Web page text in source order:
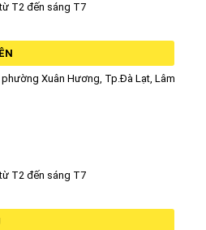
T2 đến sáng T7
Xuân Hương, Tp.Đà Lạt, Lâm
T2 đến sáng T7